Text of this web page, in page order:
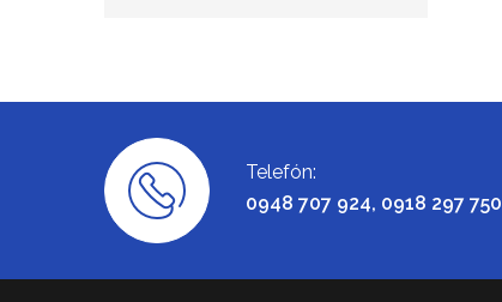
Telefón:
0948 707 924, 0918 297 750